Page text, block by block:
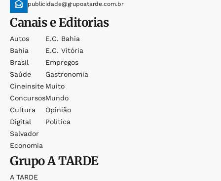
publicidade@grupoatarde.com.br
Canais e Editorias
Autos
Bahia
Brasil
Saúde
Cineinsite
Concursos
Cultura
Digital
Salvador
Economia
E.c. Bahia
E.c. Vitória
Empregos
Gastronomia
Muito
Mundo
Opinião
Política
GrupoA TARDE
A TARDE